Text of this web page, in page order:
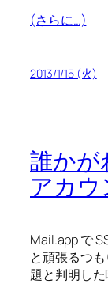
(さらに…)
2013/1/15 (火)
誰かが
アカウ
Mail.app で
と頑張るつ
題と判明した